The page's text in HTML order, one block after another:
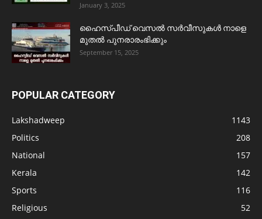
January 3, 2025
ഹൈസ്പീഡ് വെസൽ സർവീസുകൾ നാളെ
മുതൽ പുനരാരംഭിക്കും
September 15, 2025
POPULAR CATEGORY
Lakshadweep
1143
Politics
208
National
157
Kerala
142
Sports
116
Religious
52